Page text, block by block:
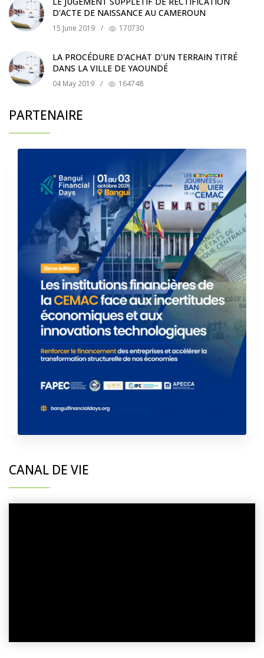
D'ACTE DE NAISSANCE AU CAMEROUN
15 June 2019 / 170730
LA PROCÉDURE D'ACHAT D'UN TERRAIN TITRÉ
DANS LA VILLE DE YAOUNDÉ
04 May 2019 / 164748
PARTENAIRE
CANAL DE VIE